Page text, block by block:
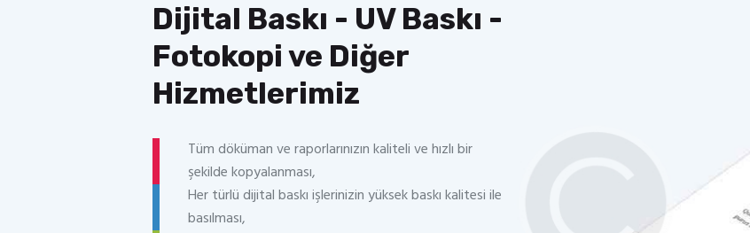
Dijital Baskı - UV Baskı -
Fotokopi ve Diğer
Hizmetlerimiz
Tüm döküman ve raporlarınızın kaliteli ve hızlı bir
şekilde kopyalanması,
Her türlü dijital baskı işlerinizin yüksek baskı kalitesi ile
basılması,